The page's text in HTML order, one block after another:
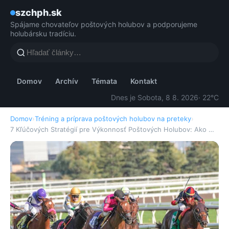
szchph.sk
Spájame chovateľov poštových holubov a podporujeme
holubársku tradíciu.
Domov Archív Témata
Kontakt
Dnes je Sobota, 8 8. 2026· 22°C
Domov›Tréning a príprava poštových holubov na preteky›
7 Kľúčových Stratégií pre Výkonnosť Poštových Holubov: Ako …